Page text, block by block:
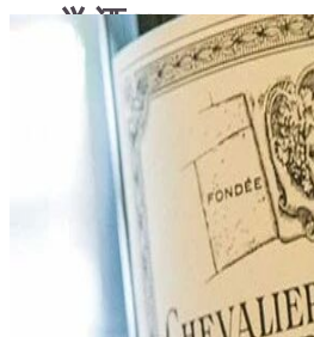
学酒
基础知识
品种
年份
酒具周边
投资收藏
留学教育
知味荐酒
新闻
学酒
基础知识
品种
年份